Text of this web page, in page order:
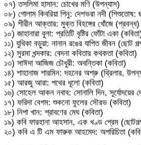
০৭) তসলিমা হাসান: চোখের মণি (উপন্যাস)
০৮) গোলাম কিবরিয়া পিনু: দেশভরা নদী (শিশুতোষ:
০৯) শীরীন আক্তার: মুক্ত বিহঙ্গের খোঁজে (প্রবন্ধ)
১০) জাহানারা বুলা: প্রতিটি বৃষ্টির ফোঁটা একা
১১) যুথিকা বড়ুয়া: নানান রঙের যাপিত জীবন (ছোট
১২) সুরমা খন্দকার: বেদনা কবিতার কথকতা (কবিতা)
১৩) সাঈদা আজিজ চৌধুরী: অবন্তিকা (কবিতা)
১৪) শাহানাজ শারমিন: দহনের অশ্রু (থ্রিলার,
১৫) আরজু আরা: পথের ধূলো (কবিতা)
১৬) সোহেল আকন নবাব: সোনালি দিন, সূর্যোদয়ের
১৭) ফরিদা বেগম: শুকনো ফুলের সৌরভ (কবিতা)
১৮) নিপা খান: শ্রাবণের মেঘ (কবিতা)
১৯) কবি ফারহানা আহসান, এক খণ্ড প্রেম
২০) কবি এ টি এম ফারুক আহমেদ: অপরিচিতা